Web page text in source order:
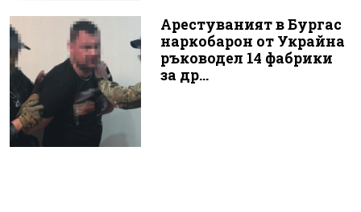
Арестуваният в Бургас
наркобарон от Украйна
ръководел 14 фабрики
за др...